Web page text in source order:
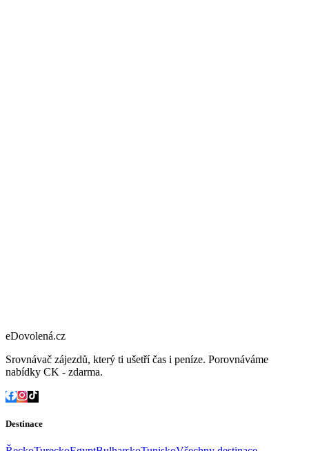
eDovolená.cz
Srovnávač zájezdů, který ti ušetří čas i peníze. Porovnáváme
nabídky CK - zdarma.
Destinace